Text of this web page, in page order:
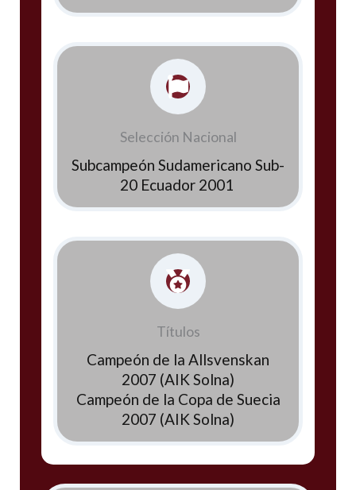
Selección Nacional
Subcampeón Sudamericano Sub-
20 Ecuador 2001
Títulos
Campeón de la Allsvenskan
2007 (AIK Solna)
Campeón de la Copa de Suecia
2007 (AIK Solna)